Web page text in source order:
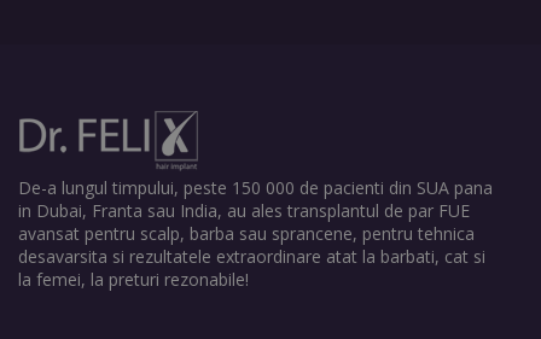
De-a lungul timpului, peste 150 000 de pacienti din SUA pana
in Dubai, Franta sau India, au ales transplantul de par FUE
avansat pentru scalp, barba sau sprancene, pentru tehnica
desavarsita si rezultatele extraordinare atat la barbati, cat si
la femei, la preturi rezonabile!